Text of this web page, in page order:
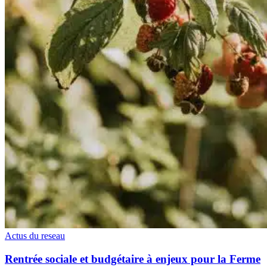
Actus du reseau
Rentrée sociale et budgétaire à enjeux pour la Ferme